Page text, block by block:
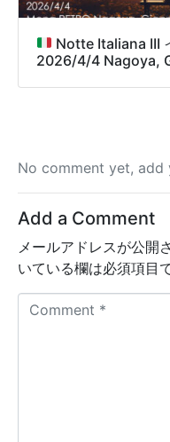
Notte Italiana III
2026/4/4 Nagoya,
No comment yet, add
Add a Comment
メールアドレスが公開
いている欄は必須項目